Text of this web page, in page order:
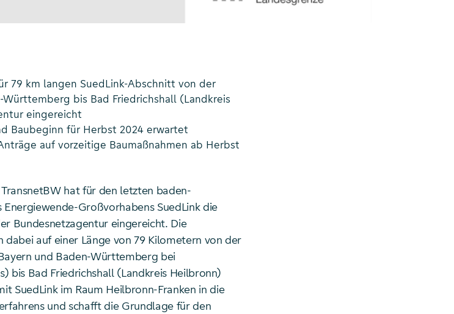
79 km langen SuedLink-Abschnitt von der
bis Bad Friedrichshall (Landkreis
eingereicht
Baubeginn für Herbst 2024 erwartet
auf vorzeitige Baumaßnahmen ab Herbst
hat für den letzten baden-
Großvorhabens SuedLink die
Bundesnetzagentur eingereicht. Die
dabei auf einer Länge von 79 Kilometern von der
und Baden-Württemberg bei
bis Bad Friedrichshall (Landkreis Heilbronn)
SuedLink im Raum Heilbronn-Franken in die
und schafft die Grundlage für den